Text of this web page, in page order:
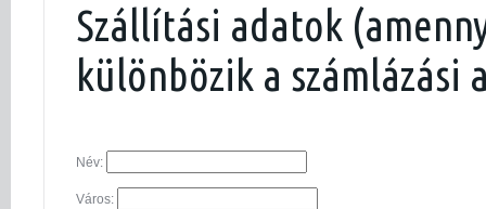
Szállítási adatok
különbözik a számlázási
Név:
Város: